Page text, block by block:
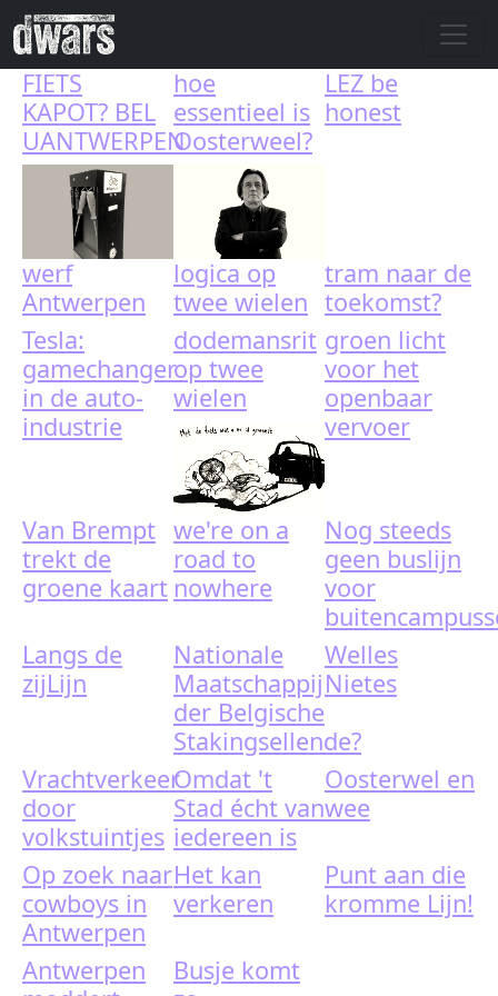
Skip to main content
FIETS
KAPOT? BEL
UANTWERPEN
hoe
essentieel is
Oosterweel?
LEZ be
honest
werf
Antwerpen
logica op
twee wielen
tram naar de
toekomst?
Tesla:
gamechanger
in de auto-
industrie
dodemansrit
op twee
wielen
groen licht
voor het
openbaar
vervoer
Van Brempt
trekt de
groene kaart
we're on a
road to
nowhere
Nog steeds
geen buslijn
voor
Langs de
zijLijn
Nationale
Maatschappij
der Belgische
Stakingsellende?
Welles
Nietes
Vrachtverkeer
door
volkstuintjes
Omdat 't
Stad écht van
iedereen is
Oosterwel en
wee
Op zoek naar
cowboys in
Antwerpen
Het kan
verkeren
Punt aan die
kromme Lijn!
Antwerpen
Busje komt